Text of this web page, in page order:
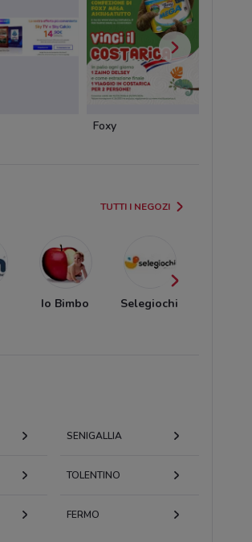
Foxy
TUTTI I NEGOZI
Io Bimbo Selegiochi
SENIGALLIA
TOLENTINO
FERMO